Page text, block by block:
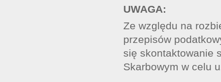
UWAGA:
Ze względu na
przepisów
się skontaktowanie
Skarbowym w celu